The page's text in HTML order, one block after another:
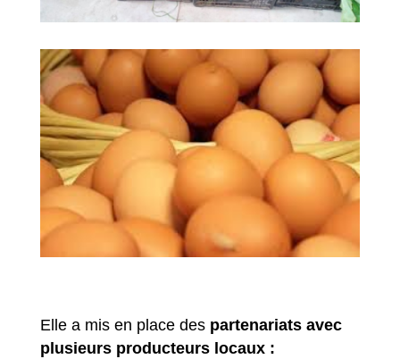
Elle a mis en place des partenariats avec
plusieurs producteurs locaux :